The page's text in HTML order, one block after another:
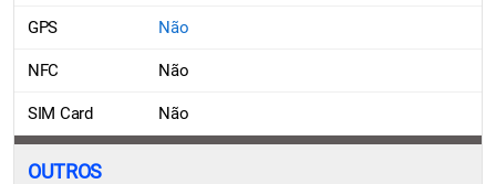
GPS Não
NFC Não
SIM Card Não
OUTROS